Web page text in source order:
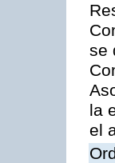
se
la
el